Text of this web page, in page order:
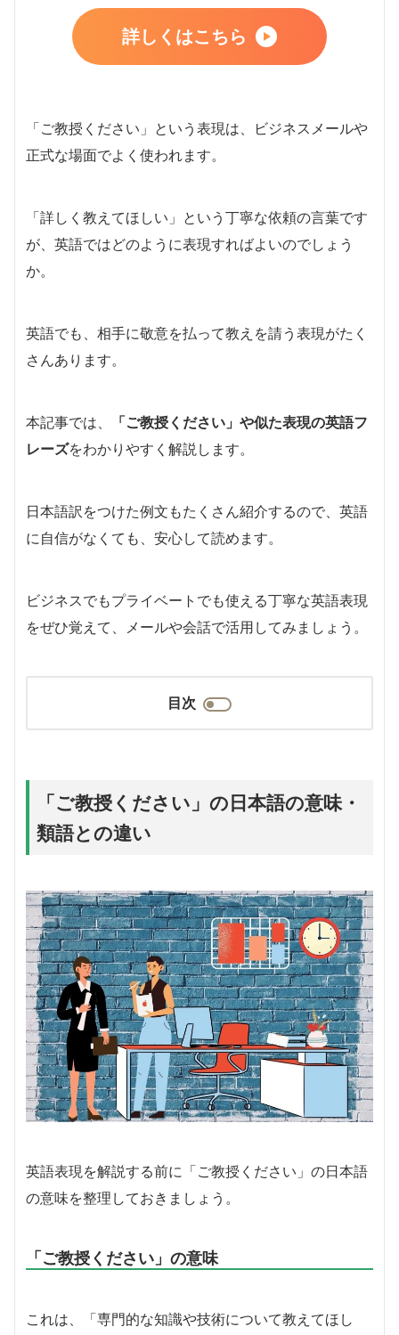
詳しくはこちら
「ご教授ください」という表現は、ビジネスメールや
正式な場面でよく使われます。
「詳しく教えてほしい」という丁寧な依頼の言葉です
が、英語ではどのように表現すればよいのでしょう
か。
英語でも、相手に敬意を払って教えを請う表現がたく
さんあります。
本記事では、
「ご教授ください」や似た表現の英語フ
レーズをわかりやすく解説します。
日本語訳をつけた例文もたくさん紹介するので、英語
に自信がなくても、安心して読めます。
ビジネスでもプライベートでも使える丁寧な英語表現
をぜひ覚えて、メールや会話で活用してみましょう。
目次
「ご教授ください」の日本語の意味・
類語との違い
英語表現を解説する前に「ご教授ください」の日本語
の意味を整理しておきましょう。
「ご教授ください」の意味
これは、「専門的な知識や技術について教えてほし